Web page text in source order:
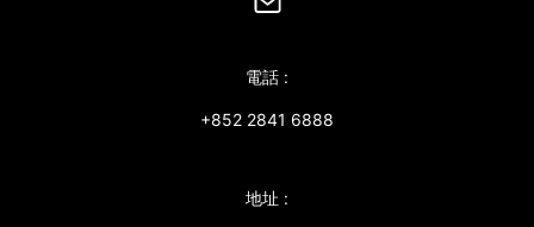
電話 :
+852 2841 6888
地址 :